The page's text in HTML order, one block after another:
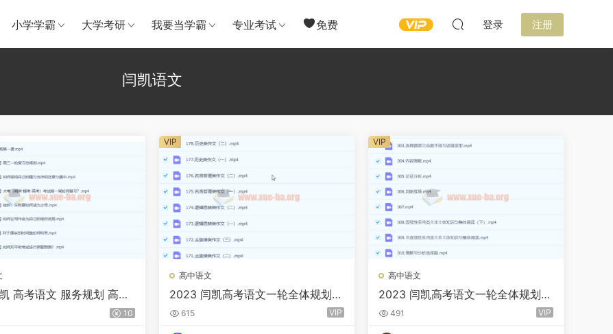
小学学霸 大学考研 我要当学霸 专业考试 免费 登录 注册
闫凯语文
高考语文 服务规划 高考
体系规划学习卡
10
高中语文
2023 闫凯高考语文一轮全体规划学
习卡（知识视频）更新180讲
615 VIP
VIP
高中语文
2023 闫凯高考语文一轮全体规划学
习卡（知识视频）
491 VIP
VIP